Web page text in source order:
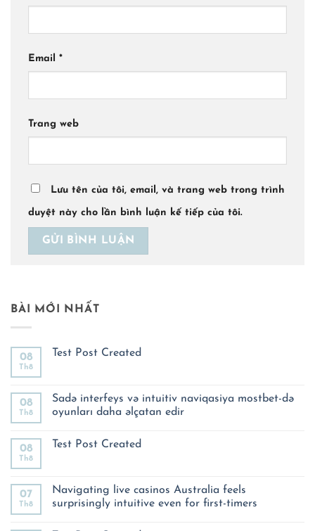
Email *
Trang web
Lưu tên của tôi, email, và trang web trong trình
duyệt này cho lần bình luận kế tiếp của tôi.
BÀI MỚI NHẤT
08
Th8
Test Post Created
luận
ở
Test
08
Th8
Sadə interfeys və intuitiv naviqasiya mostbet-də
oyunları daha əlçatan edir
bình
və
naviqasiya
08
Th8
Test Post Created
luận
ở
Test
07
Th8
Navigating live casinos Australia feels
surprisingly intuitive even for first-timers